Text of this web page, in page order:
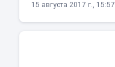
15 августа 2017 г., 15:57